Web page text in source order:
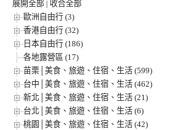
展開全部 | 收合全部
歐洲自由行 (3)
香港自由行 (32)
日本自由行 (186)
各地露營區 (17)
苗栗│美食、旅遊、住宿、生活 (599)
台中│美食、旅遊、住宿、生活 (462)
新北│美食、旅遊、住宿、生活 (21)
台北│美食、旅遊、住宿、生活 (6)
桃園│美食、旅遊、住宿、生活 (42)